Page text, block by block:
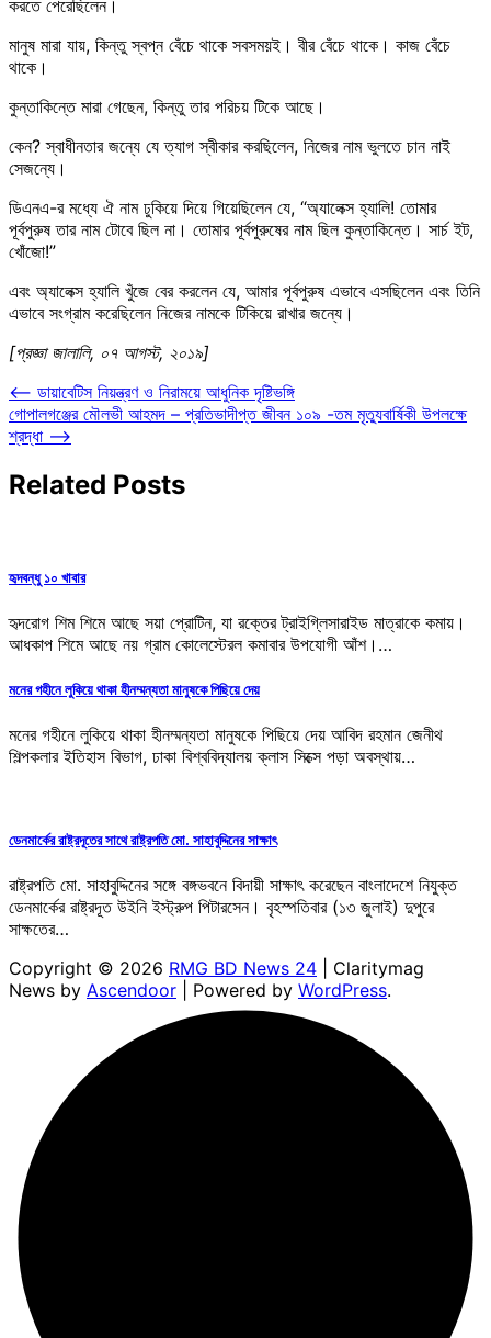
করতে পেরেছিলেন।
মানুষ মারা যায়, কিন্তু স্বপ্ন বেঁচে থাকে সবসময়ই। বীর বেঁচে থাকে। কাজ বেঁচে
থাকে।
কুন্তাকিন্তে মারা গেছেন, কিন্তু তার পরিচয় টিকে আছে।
কেন? স্বাধীনতার জন্যে যে ত্যাগ স্বীকার করছিলেন, নিজের নাম ভুলতে চান নাই
সেজন্যে।
ডিএনএ-র মধ্যে ঐ নাম ঢুকিয়ে দিয়ে গিয়েছিলেন যে, “অ্যালেক্স হ্যালি! তোমার
পূর্বপুরুষ তার নাম টোবে ছিল না। তোমার পূর্বপুরুষের নাম ছিল কুন্তাকিন্তে। সার্চ ইট,
খোঁজো!”
এবং অ্যালেক্স হ্যালি খুঁজে বের করলেন যে, আমার পূর্বপুরুষ এভাবে এসছিলেন এবং তিনি
এভাবে সংগ্রাম করেছিলেন নিজের নামকে টিকিয়ে রাখার জন্যে।
[প্রজ্ঞা জালালি, ০৭ আগস্ট, ২০১৯]
Post
navigation
⟵ ডায়াবেটিস নিয়ন্ত্রণ ও নিরাময়ে আধুনিক দৃষ্টিভঙ্গি
গোপালগঞ্জের মৌলভী আহমদ – প্রতিভাদীপ্ত জীবন ১০৯ -তম মৃত্যুবার্ষিকী উপলক্ষে
শ্রদ্ধা ⟶
Related Posts
হৃদবন্ধু ১০ খাবার
হৃদরোগ শিম শিমে আছে সয়া প্রোটিন, যা রক্তের ট্রাইগ্লিসারাইড মাত্রাকে কমায়।
আধকাপ শিমে আছে নয় গ্রাম কোলেস্টেরল কমাবার উপযোগী আঁশ।…
মনের গহীনে লুকিয়ে থাকা হীনম্মন্যতা মানুষকে পিছিয়ে দেয়
মনের গহীনে লুকিয়ে থাকা হীনম্মন্যতা মানুষকে পিছিয়ে দেয় আবিদ রহমান জেনীথ
শিল্পকলার ইতিহাস বিভাগ, ঢাকা বিশ্ববিদ্যালয় ক্লাস সিক্সে পড়া অবস্থায়…
ডেনমার্কের রাষ্ট্রদূতের সাথে রাষ্ট্রপতি মো. সাহাবুদ্দিনের সাক্ষাৎ
রাষ্ট্রপতি মো. সাহাবুদ্দিনের সঙ্গে বঙ্গভবনে বিদায়ী সাক্ষাৎ করেছেন বাংলাদেশে নিযুক্ত
ডেনমার্কের রাষ্ট্রদূত উইনি ইস্ট্রুপ পিটারসেন। বৃহস্পতিবার (১৩ জুলাই) দুপুরে
সাক্ষতের…
Copyright © 2026 RMG BD News 24 | Claritymag
News by Ascendoor | Powered by WordPress.